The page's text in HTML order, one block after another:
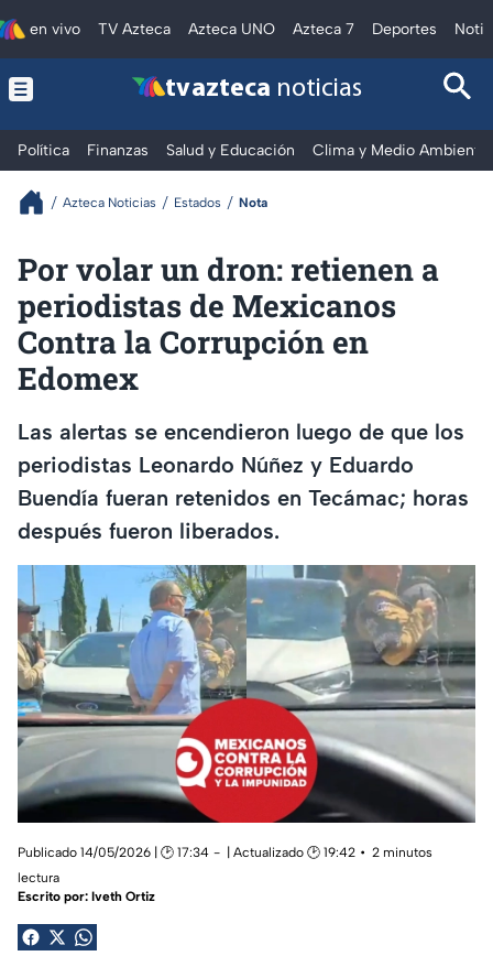
en vivo TV Azteca Azteca UNO Azteca 7 Deportes
tv azteca noticias
Política Finanzas Salud y Educación Clima y Medio Ambiente
Azteca Noticias Estados Nota
Por volar un dron: retienen a
periodistas de Mexicanos
Contra la Corrupción en
Edomex
Las alertas se encendieron luego de que los
periodistas Leonardo Núñez y Eduardo
Buendía fueran retenidos en Tecámac; horas
después fueron liberados.
Publicado 14/05/2026 | 🕑 17:34 | Actualizado 🕑 19:42
2 minutos
lectura
Escrito por: Iveth Ortiz